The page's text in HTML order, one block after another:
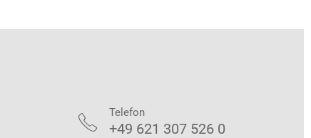
 Telefon
+49 621 307 526 0